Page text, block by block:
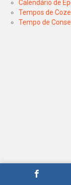
Calendário de
Tempos de
Tempo de